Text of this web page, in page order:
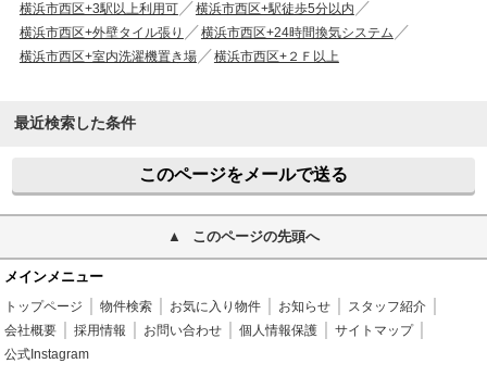
横浜市西区+3駅以上利用可
横浜市西区+駅徒歩5分以内
横浜市西区+外壁タイル張り
横浜市西区+24時間換気システム
横浜市西区+室内洗濯機置き場
横浜市西区+２Ｆ以上
最近検索した条件
このページをメールで送る
このページの先頭へ
メインメニュー
トップページ 物件検索 お気に入り物件 お知らせ
スタッフ紹介
会社概要
採用情報 お問い合わせ 個人情報保護
サイトマップ
公式Instagram